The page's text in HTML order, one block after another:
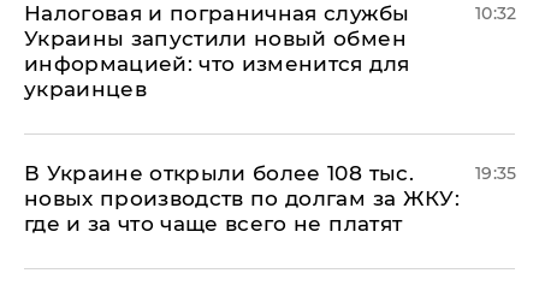
Налоговая и пограничная службы
Украины запустили новый обмен
информацией: что изменится для
украинцев
10:32
В Украине открыли более 108 тыс.
новых производств по долгам за ЖКУ:
где и за что чаще всего не платят
19:35